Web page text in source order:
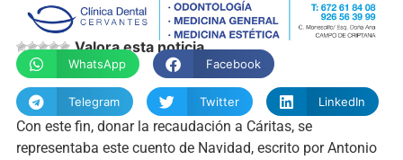
Valora esta noticia
WhatsApp Facebook
Telegram Twitter LinkedIn
Con este fin, donar la recaudación a Cáritas, se
representaba este cuento de Navidad, escrito por Antonio